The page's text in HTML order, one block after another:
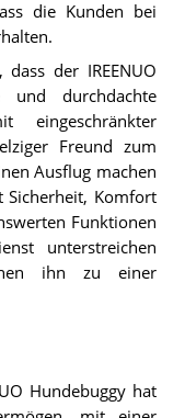
die Kunden bei
der IREENUO
und durchdachte
eingeschränkter
Freund zum
Ausflug machen
Sicherheit, Komfort
Funktionen
unterstreichen
ihn zu einer
Hundebuggy hat